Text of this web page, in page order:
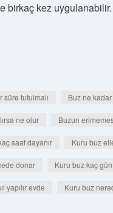
birkaç kez uygulanabilir.
süre tutulmalı Buz ne
ne olur Buzun
saat dayanır Kuru buz
donar Kuru buz kaç
yapılır evde Kuru buz